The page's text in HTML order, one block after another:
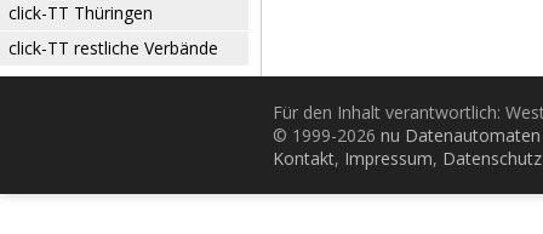
click-TT Thüringen
click-TT restliche Verbände
Für den Inhalt verantwortlich:
© 1999-2026 nu
Kontakt, Impressum, Datenschutz